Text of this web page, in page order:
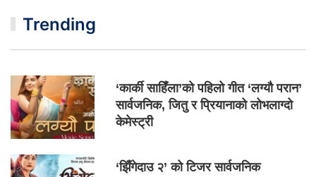
Trending
‘कार्की साहिँला’को पहिलो गीत ‘लग्यौ परान’
सार्वजनिक, जितु र प्रियानाको लोभलाग्दो
केमेस्ट्री
‘झिँगेदाउ २’ को टिजर सार्वजनिक